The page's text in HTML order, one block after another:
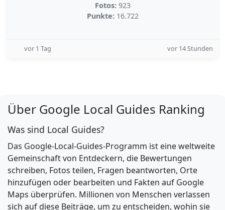
Fotos: 923
Punkte: 16.722
vor 1 Tag vor 14 Stunden
Über Google Local Guides Ranking
Was sind Local Guides?
Das Google-Local-Guides-Programm ist eine weltweite
Gemeinschaft von Entdeckern, die Bewertungen
schreiben, Fotos teilen, Fragen beantworten, Orte
hinzufügen oder bearbeiten und Fakten auf Google
Maps überprüfen. Millionen von Menschen verlassen
sich auf diese Beiträge, um zu entscheiden, wohin sie